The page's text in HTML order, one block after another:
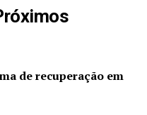
de recuperação em